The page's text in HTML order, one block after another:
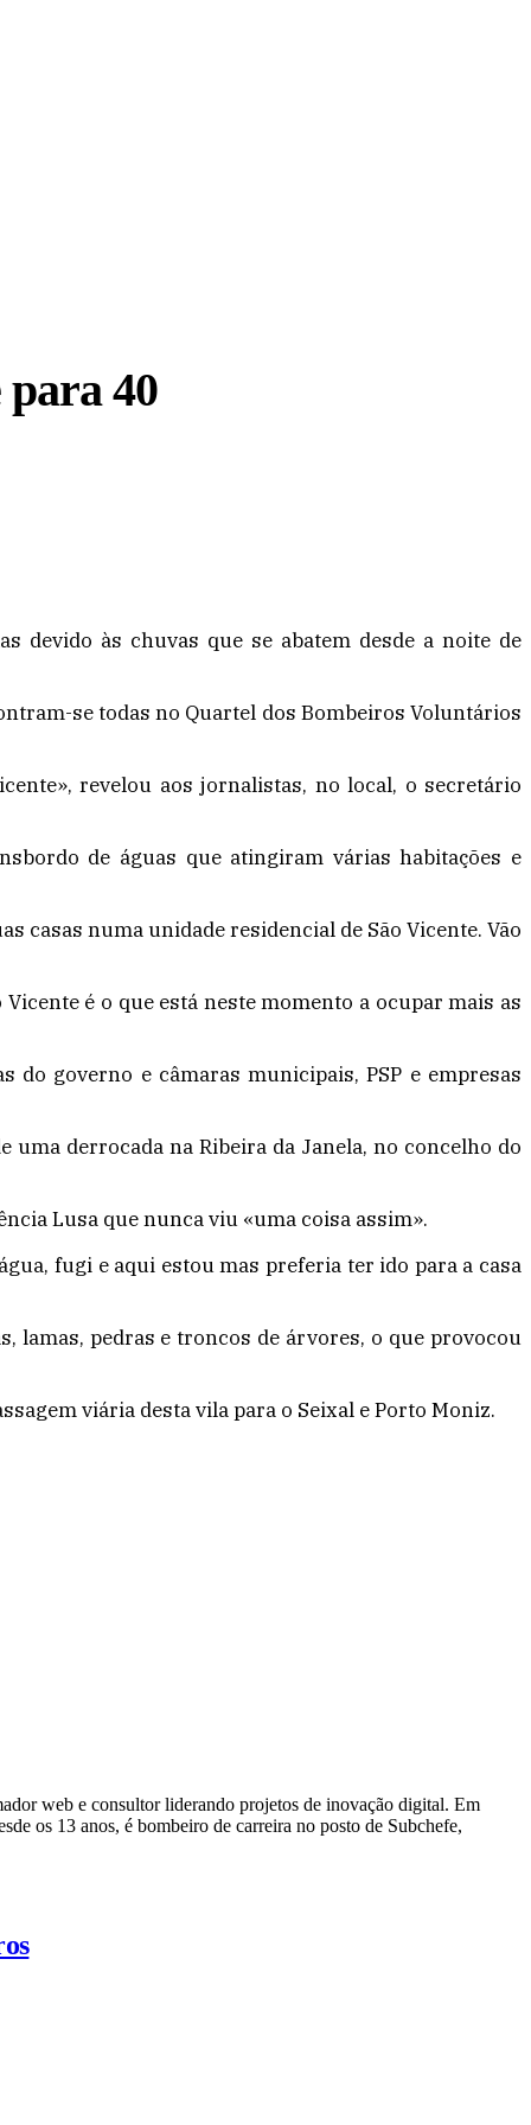
para 40
devido às chuvas que se abatem desde a noite de
se todas no Quartel dos Bombeiros Voluntários
revelou aos jornalistas, no local, o secretário
de águas que atingiram várias habitações e
casas numa unidade residencial de São Vicente. Vão
é o que está neste momento a ocupar mais as
governo e câmaras municipais, PSP e empresas
derrocada na Ribeira da Janela, no concelho do
Lusa que nunca viu «uma coisa assim».
fugi e aqui estou mas preferia ter ido para a casa
lamas, pedras e troncos de árvores, o que provocou
viária desta vila para o Seixal e Porto Moniz.
web e consultor liderando projetos de inovação digital. Em
os 13 anos, é bombeiro de carreira no posto de Subchefe,